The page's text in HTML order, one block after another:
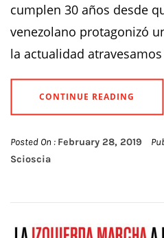
cumplen 30 años desde
venezolano protagonizó
la actualidad
CONTINUE READING
Posted On : February 28, 2019
Scioscia